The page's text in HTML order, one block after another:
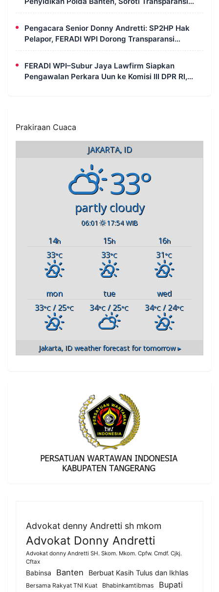
Perkara
Pengacara Senior Donny Andretti: SP2HP Hak
Pelapor, FERADI WPI Dorong Transparansi
Perkara Uun
FERADI WPI–Subur Jaya Lawfirm Siapkan
Pengawalan Perkara Uun ke Komisi III DPR RI,
Prakiraan Cuaca
JAKARTA, ID
33°
partly cloudy
06:01 17:54 WIB
14h 15h 16h
33°C 33°C 31°C
mon tue
wed
33°C / 25°C 34°C / 25°C 34°C/ 24°C
Jakarta, IDweather forecast for tomorrow ▸
Advokat denny Andretti sh mkom
Advokat Donny Andretti
Advokat donny Andretti SH. Skom. Mkom. Cpfw. Cmdf. Cjkj.
Cftax
Babinsa Banten Berbuat Kasih Tulus dan Ikhlas
Bersama Rakyat TNI Kuat Bhabinkamtibmas Bupati